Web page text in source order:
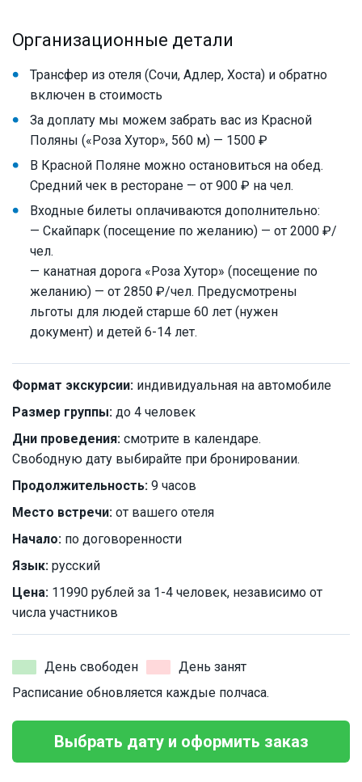
Организационные детали
Трансфер из отеля (Сочи, Адлер, Хоста) и обратно
включен в стоимость
За доплату мы можем забрать вас из Красной
Поляны («Роза Хутор», 560 м) — 1500 ₽
В Красной Поляне можно остановиться на обед.
Средний чек в ресторане — от 900 ₽ на чел.
Входные билеты оплачиваются дополнительно:
— Скайпарк (посещение по желанию) — от 2000 ₽/
чел.
— канатная дорога «Роза Хутор» (посещение по
желанию) — от 2850 ₽/чел. Предусмотрены
льготы для людей старше 60 лет (нужен
документ) и детей 6-14 лет.
Формат экскурсии: индивидуальная на автомобиле
Размер группы: до 4 человек
Дни проведения: смотрите в календаре.
Свободную дату выбирайте при бронировании.
Продолжительность: 9 часов
Место встречи: от вашего отеля
Начало: по договоренности
Язык: русский
Цена: 11990 рублей за 1-4 человек, независимо от
числа участников
День свободен
День занят
Расписание обновляется каждые полчаса.
Выбрать дату и оформить заказ